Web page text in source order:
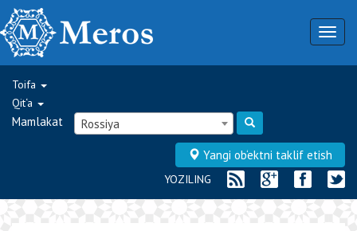
Toifa
Qit‘a
Mamlakat Rossiya
Yangi ob‘ektni taklif etish
YOZILING